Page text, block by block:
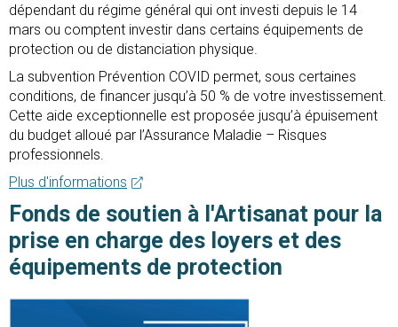
dépendant du régime général qui ont investi depuis le 14
mars ou comptent investir dans certains équipements de
protection ou de distanciation physique.
La subvention Prévention COVID permet, sous certaines
conditions, de financer jusqu’à 50 % de votre investissement.
Cette aide exceptionnelle est proposée jusqu’à épuisement
du budget alloué par l’Assurance Maladie – Risques
professionnels.
Plus d'informations
Fonds de soutien à l'Artisanat pour la
prise en charge des loyers et des
équipements de protection